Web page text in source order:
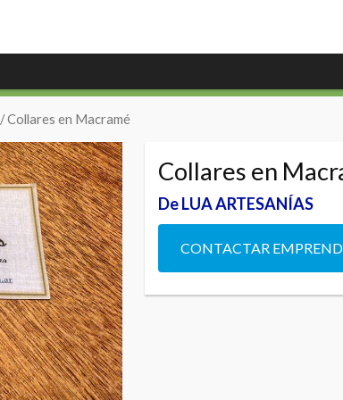
/ Collares en Macramé
Collares en
De LUA ARTESANÍAS
CONTACTAR